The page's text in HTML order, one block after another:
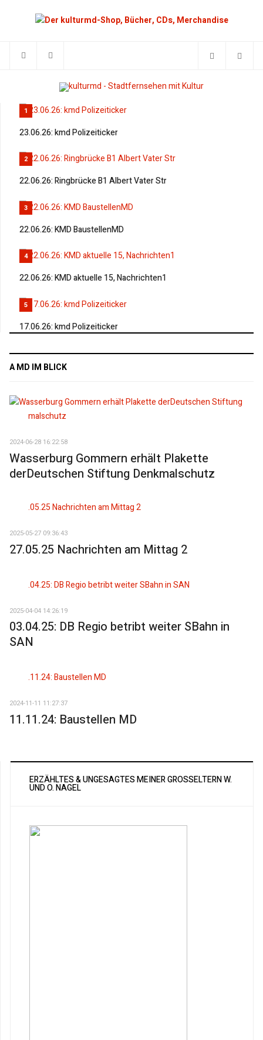
1
23.06.26: kmd Polizeiticker
2
22.06.26: Ringbrücke B1 Albert Vater Str
3
22.06.26: KMD BaustellenMD
4
22.06.26: KMD aktuelle 15, Nachrichten1
5
17.06.26: kmd Polizeiticker
A MD IM BLICK
2024-06-28 16:22:58
Wasserburg Gommern erhält Plakette
derDeutschen Stiftung Denkmalschutz
2025-05-27 09:36:43
27.05.25 Nachrichten am Mittag 2
2025-04-04 14:26:19
03.04.25: DB Regio betribt weiter SBahn in
SAN
2024-11-11 11:27:37
11.11.24: Baustellen MD
ERZÄHLTES & UNGESAGTES MEINER GROSSELTERN W. U
ND O. NAGEL